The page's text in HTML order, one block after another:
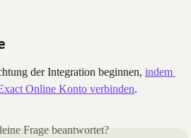
der Integration beginnen, indem
Online Konto verbinden.
Frage beantwortet?